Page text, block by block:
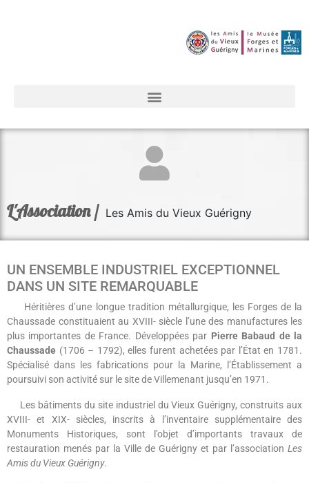
L'Association / Les Amis du Vieux Guérigny
UN ENSEMBLE INDUSTRIEL EXCEPTIONNEL
DANS UN SITE REMARQUABLE
Héritières d’une longue tradition métallurgique, les Forges de la
Chaussade constituaient au XVIII- siècle l’une des manufactures les
plus importantes de France. Développées par Pierre Babaud de la
Chaussade (1706 – 1792), elles furent achetées par l’État en 1781.
Spécialisé dans les fabrications pour la Marine, l’Établissement a
poursuivi son activité sur le site de Villemenant jusqu’en 1971.
Les bâtiments du site industriel du Vieux Guérigny, construits aux
XVIII- et XIX- siècles, inscrits à l’inventaire supplémentaire des
Monuments Historiques, sont l’objet d’importants travaux de
restauration menés par la Ville de Guérigny et par l’association Les
Amis du Vieux Guérigny.